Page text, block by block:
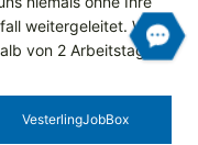
weitergeleitet. Wir
von 2 Arbeitstagen.
Vesterling­JobBox